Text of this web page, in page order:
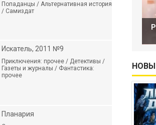
Попаданцы / Альтернативная история
/ Самиздат
Искатель, 2011 №9
Приключения: прочее / Детективы /
Газеты и журналы / Фантастика:
прочее
Планария